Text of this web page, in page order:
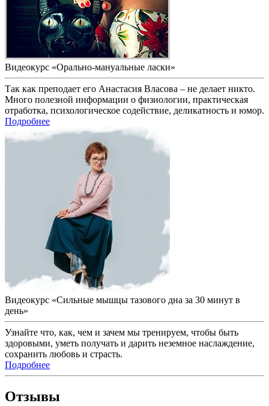
Видеокурс «Орально-мануальные ласки»
Так как преподает его Анастасия Власова – не делает никто.
Много полезной информации о физиологии, практическая
отработка, психологическое содействие, деликатность и юмор.
Подробнее
Видеокурс «Сильные мышцы тазового дна за 30 минут в
день»
Узнайте что, как, чем и зачем мы тренируем, чтобы быть
здоровыми, уметь получать и дарить неземное наслаждение,
сохранить любовь и страсть.
Подробнее
Отзывы